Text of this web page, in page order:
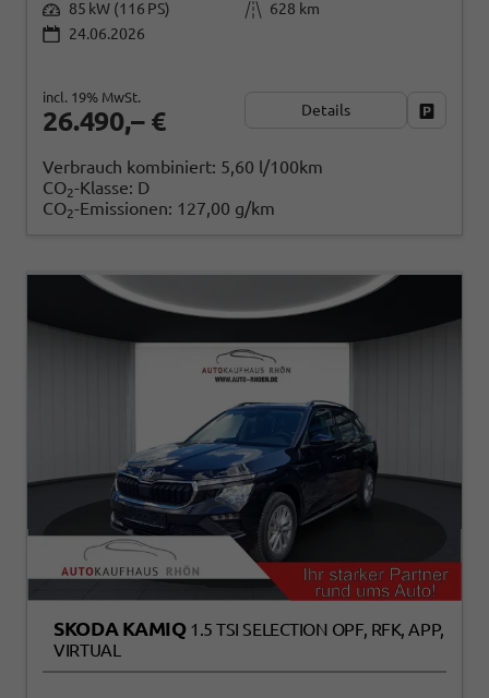
85 kW (116 PS)
628 km
24.06.2026
26.490,– €
incl. 19% MwSt.
Details
Verbrauch kombiniert: 5,60 l/100km
CO2-Klasse: D
CO2-Emissionen: 127,00 g/km
SKODA KAMIQ 1.5 TSI SELECTION OPF, RFK, APP,
VIRTUAL